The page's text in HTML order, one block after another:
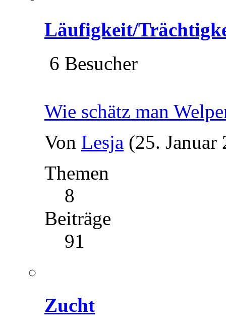
Läufigkeit/
6 Besucher
Wie schätz man
Von Lesja (25. Januar
Themen
8
Beiträge
91
Zucht